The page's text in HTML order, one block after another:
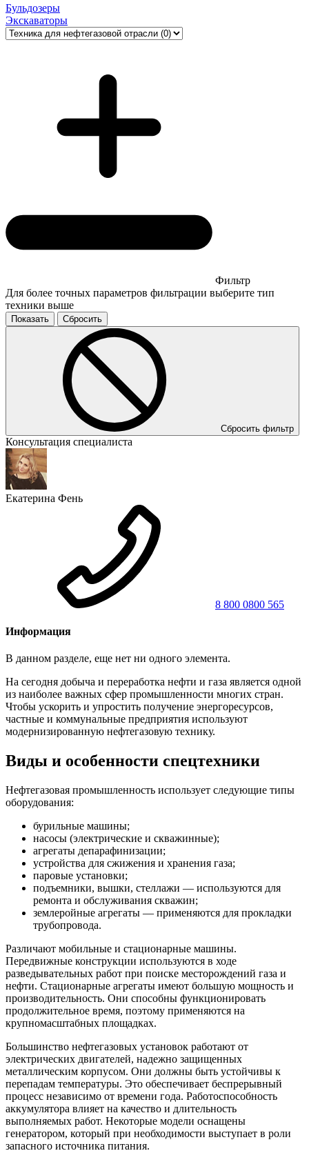
Бульдозеры
Экскаваторы
Фильтр
Для более точных параметров фильтрации выберите тип
техники выше
Сбросить фильтр
Консультация специалиста
Екатерина Фень
8 800 0800 565
Информация
В данном разделе, еще нет ни одного элемента.
На сегодня добыча и переработка нефти и газа является одной
из наиболее важных сфер промышленности многих стран.
Чтобы ускорить и упростить получение энергоресурсов,
частные и коммунальные предприятия используют
модернизированную нефтегазовую технику.
Виды и особенности спецтехники
Нефтегазовая промышленность использует следующие типы
оборудования:
бурильные машины;
насосы (электрические и скважинные);
агрегаты депарафинизации;
устройства для сжижения и хранения газа;
паровые установки;
подъемники, вышки, стеллажи — используются для
ремонта и обслуживания скважин;
землеройные агрегаты — применяются для прокладки
трубопровода.
Различают мобильные и стационарные машины.
Передвижные конструкции используются в ходе
разведывательных работ при поиске месторождений газа и
нефти. Стационарные агрегаты имеют большую мощность и
производительность. Они способны функционировать
продолжительное время, поэтому применяются на
крупномасштабных площадках.
Большинство нефтегазовых установок работают от
электрических двигателей, надежно защищенных
металлическим корпусом. Они должны быть устойчивы к
перепадам температуры. Это обеспечивает беспрерывный
процесс независимо от времени года. Работоспособность
аккумулятора влияет на качество и длительность
выполняемых работ. Некоторые модели оснащены
генератором, который при необходимости выступает в роли
запасного источника питания.